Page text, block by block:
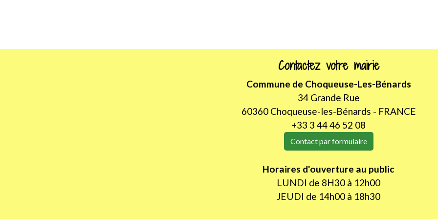
Contactez votre mairie
Commune de Choqueuse-Les-Bénards
34 Grande Rue
60360 Choqueuse-les-Bénards - FRANCE
+33 3 44 46 52 08
Contact par formulaire
Horaires d'ouverture au public
LUNDI de 8H30 à 12h00
JEUDI de 14h00 à 18h30